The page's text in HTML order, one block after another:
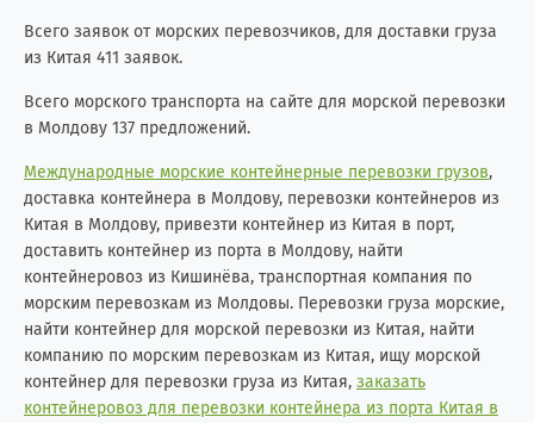
Всего заявок от морских перевозчиков, для доставки груза
из Китая 411 заявок.
Всего морского транспорта на сайте для морской перевозки
в Молдову 137 предложений.
Международные морские контейнерные перевозки грузов,
доставка контейнера в Молдову, перевозки контейнеров из
Китая в Молдову, привезти контейнер из Китая в порт,
доставить контейнер из порта в Молдову, найти
контейнеровоз из Кишинёва, транспортная компания по
морским перевозкам из Молдовы. Перевозки груза морские,
найти контейнер для морской перевозки из Китая, найти
компанию по морским перевозкам из Китая, ищу морской
контейнер для перевозки груза из Китая, заказать
контейнеровоз для перевозки контейнера из порта Китая в